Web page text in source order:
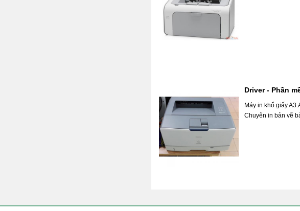
Driver - Phần
Máy in khổ giấy
Chuyên in bản vẽ